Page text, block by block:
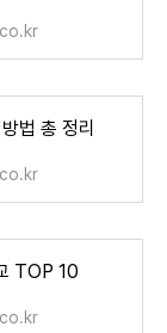
법 총 정리
TOP 10